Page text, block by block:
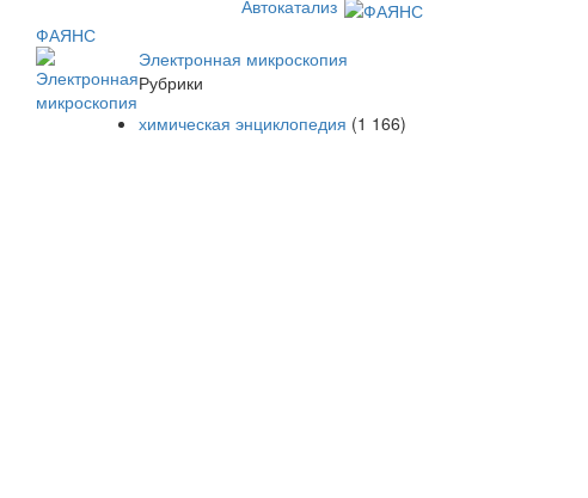
ФАЯНС
Электронная микроскопия
Рубрики
химическая энциклопедия (1 166)